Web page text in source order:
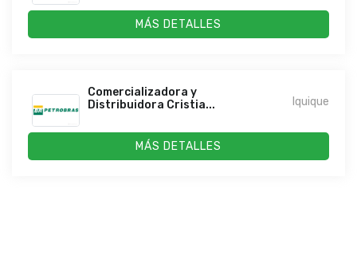
MÁS DETALLES
Comercializadora y
Distribuidora Cristia...
Iquique
MÁS DETALLES